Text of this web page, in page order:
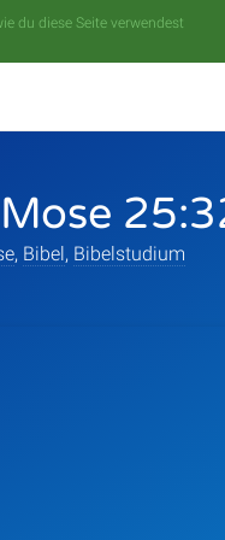
du diese Seite verwendest
, Bibel, Bibelstudium